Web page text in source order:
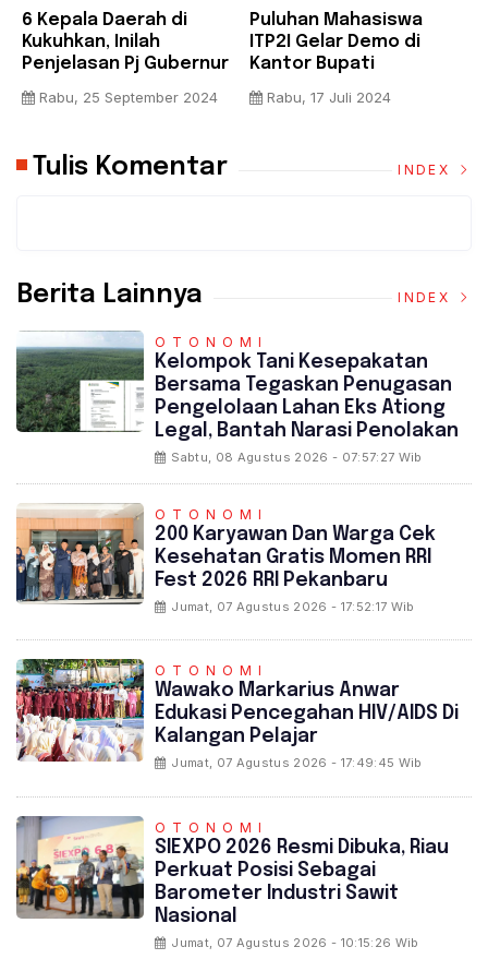
6 Kepala Daerah di
Kukuhkan, Inilah
Penjelasan Pj Gubernur
Rabu, 25 September 2024
Puluhan Mahasiswa
ITP2I Gelar Demo di
Kantor Bupati
Pembangunan Kampus
Rabu, 17 Juli 2024
Tulis Komentar INDEX
Berita Lainnya INDEX
OTONOMI
‎Kelompok Tani Kesepakatan
Bersama Tegaskan Penugasan
Pengelolaan Lahan Eks Ationg
Legal, Bantah Narasi Penolakan
Sabtu, 08 Agustus 2026 - 07:57:27 Wib
OTONOMI
‎200 Karyawan Dan Warga Cek
Kesehatan Gratis Momen RRI
Fest 2026 RRI Pekanbaru
Jumat, 07 Agustus 2026 - 17:52:17 Wib
OTONOMI
‎Wawako Markarius Anwar
Edukasi Pencegahan HIV/AIDS Di
Kalangan Pelajar
Jumat, 07 Agustus 2026 - 17:49:45 Wib
OTONOMI
SIEXPO 2026 Resmi Dibuka, Riau
Perkuat Posisi Sebagai
Barometer Industri Sawit
Nasional
Jumat, 07 Agustus 2026 - 10:15:26 Wib